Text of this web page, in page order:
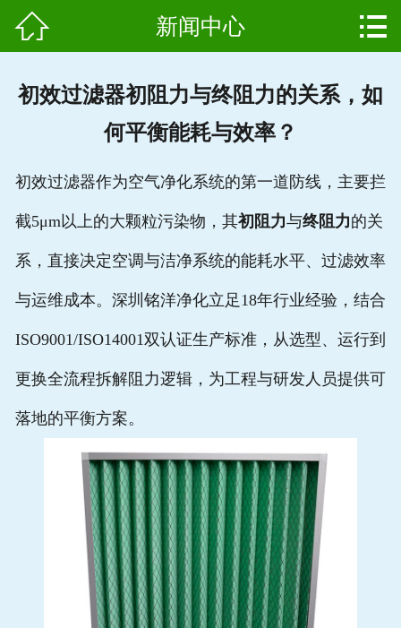
用户案例
资质证书
公司简介
联系我们
 新闻中心 
初效过滤器初阻力与终阻力的关系，如
何平衡能耗与效率？
初效过滤器作为空气净化系统的第一道防线，主要拦
截5μm以上的大颗粒污染物，其初阻力与终阻力的关
系，直接决定空调与洁净系统的能耗水平、过滤效率
与运维成本。深圳铭洋净化立足18年行业经验，结合
ISO9001/ISO14001双认证生产标准，从选型、运行到
更换全流程拆解阻力逻辑，为工程与研发人员提供可
落地的平衡方案。